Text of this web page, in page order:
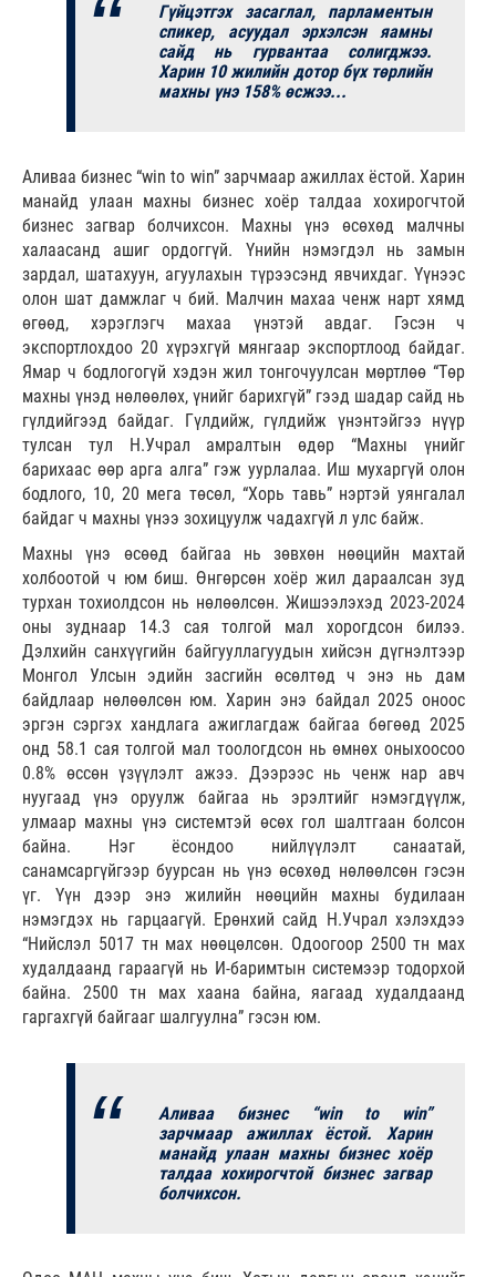
Гүйцэтгэх засаглал, парламентын
спикер, асуудал эрхэлсэн яамны
сайд нь гурвантаа солигджээ.
Харин 10 жилийн дотор бүх төрлийн
махны үнэ 158% өсжээ...
Аливаа бизнес “win to win” зарчмаар ажиллах ёстой. Харин
манайд улаан махны бизнес хоёр талдаа хохирогчтой
бизнес загвар болчихсон. Махны үнэ өсөхөд малчны
халаасанд ашиг ордоггүй. Үнийн нэмэгдэл нь замын
зардал, шатахуун, агуулахын түрээсэнд явчихдаг. Үүнээс
олон шат дамжлаг ч бий. Малчин махаа ченж нарт хямд
өгөөд, хэрэглэгч махаа үнэтэй авдаг. Гэсэн ч
экспортлохдоо 20 хүрэхгүй мянгаар экспортлоод байдаг.
Ямар ч бодлогогүй хэдэн жил тонгочуулсан мөртлөө “Төр
махны үнэд нөлөөлөх, үнийг барихгүй” гээд шадар сайд нь
гүлдийгээд байдаг. Гүлдийж, гүлдийж үнэнтэйгээ нүүр
тулсан тул Н.Учрал амралтын өдөр “Махны үнийг
барихаас өөр арга алга” гэж уурлалаа. Иш мухаргүй олон
бодлого, 10, 20 мега төсөл, “Хорь тавь” нэртэй уянгалал
байдаг ч махны үнээ зохицуулж чадахгүй л улс байж.
Махны үнэ өсөөд байгаа нь зөвхөн нөөцийн махтай
холбоотой ч юм биш. Өнгөрсөн хоёр жил дараалсан зуд
турхан тохиолдсон нь нөлөөлсөн. Жишээлэхэд 2023-2024
оны зуднаар 14.3 сая толгой мал хорогдсон билээ.
Дэлхийн санхүүгийн байгууллагуудын хийсэн дүгнэлтээр
Монгол Улсын эдийн засгийн өсөлтөд ч энэ нь дам
байдлаар нөлөөлсөн юм. Харин энэ байдал 2025 оноос
эргэн сэргэх хандлага ажиглагдаж байгаа бөгөөд 2025
онд 58.1 сая толгой мал тоологдсон нь өмнөх оныхоосоо
0.8% өссөн үзүүлэлт ажээ. Дээрээс нь ченж нар авч
нуугаад үнэ оруулж байгаа нь эрэлтийг нэмэгдүүлж,
улмаар махны үнэ системтэй өсөх гол шалтгаан болсон
байна. Нэг ёсондоо нийлүүлэлт санаатай,
санамсаргүйгээр буурсан нь үнэ өсөхөд нөлөөлсөн гэсэн
үг. Үүн дээр энэ жилийн нөөцийн махны будилаан
нэмэгдэх нь гарцаагүй. Ерөнхий сайд Н.Учрал хэлэхдээ
“Нийслэл 5017 тн мах нөөцөлсөн. Одоогоор 2500 тн мах
худалдаанд гараагүй нь И-баримтын системээр тодорхой
байна. 2500 тн мах хаана байна, яагаад худалдаанд
гаргахгүй байгааг шалгуулна” гэсэн юм.
Аливаа бизнес “win to win”
зарчмаар ажиллах ёстой. Харин
манайд улаан махны бизнес хоёр
талдаа хохирогчтой бизнес загвар
болчихсон.